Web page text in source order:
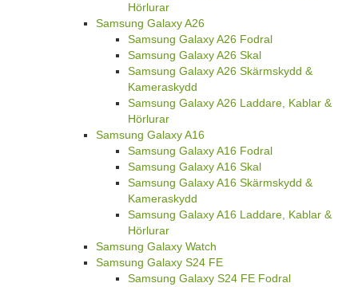
Hörlurar
Samsung Galaxy A26
Samsung Galaxy A26 Fodral
Samsung Galaxy A26 Skal
Samsung Galaxy A26 Skärmskydd &
Kameraskydd
Samsung Galaxy A26 Laddare, Kablar &
Hörlurar
Samsung Galaxy A16
Samsung Galaxy A16 Fodral
Samsung Galaxy A16 Skal
Samsung Galaxy A16 Skärmskydd &
Kameraskydd
Samsung Galaxy A16 Laddare, Kablar &
Hörlurar
Samsung Galaxy Watch
Samsung Galaxy S24 FE
Samsung Galaxy S24 FE Fodral